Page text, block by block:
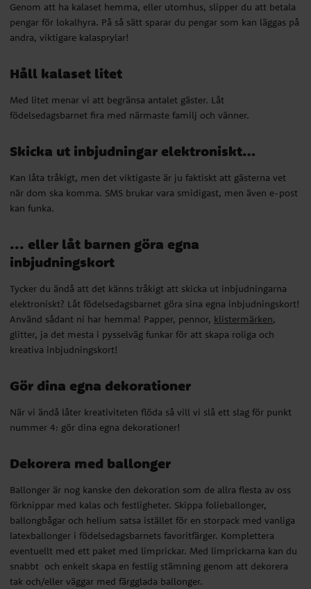
Skicka ut inbjudningar elektroniskt…
när dom ska komma. SMS brukar vara smidigast, men även e-post
... eller låt barnen göra egna
Tycker du ändå att det känns tråkigt att skicka ut inbjudningarna
elektroniskt? Låt födelsedagsbarnet göra sina egna inbjudningskort!
Använd sådant ni har hemma! Papper, pennor,klistermärken,
glitter, ja det mesta i pysselväg funkar för att skapa roliga och
Gör dina egna dekorationer
När vi ändå låter kreativiteten flöda så vill vi slå ett slag för punkt
nummer 4: gör dina egna dekorationer!
Dekorera med ballonger
förknippar med kalas och festligheter. Skippa folieballonger,
ballongbågar och helium satsa istället för en storpack med vanliga
latexballonger i födelsedagsbarnets favoritfärger. Komplettera
eventuellt med ett paket med limprickar. Med limprickarna kan du
Välj en smart tid
Tro det eller ej, men om du väljer en smart tid för kalaset kan du
faktiskt spara en hel del. Innan lunch brukar passa bra för små
barn. Och efter lunch, men innan middag passar som regel bra för
lite större barn. När du lägger kalaset efter lunch och före middag
behöver du inte tänka på att du måste servera mat. Det räcker med
Genom att ha kalaset hemma, eller utomhus, slipper du att betala
pengar för lokalhyra. På så sätt sparar du pengar som kan läggas på
andra, viktigare kalasprylar!
Håll kalaset litet
Med litet menar vi att begränsa antalet gäster. Låt
födelsedagsbarnet fira med närmaste familj och vänner.
Skicka ut inbjudningar elektroniskt…
Kan låta tråkigt, men det viktigaste är ju faktiskt att gästerna vet
när dom ska komma. SMS brukar vara smidigast, men även e-post
kan funka.
... eller låt barnen göra egna
inbjudningskort
Tycker du ändå att det känns tråkigt att skicka ut inbjudningarna
elektroniskt? Låt födelsedagsbarnet göra sina egna inbjudningskort!
Använd sådant ni har hemma! Papper, pennor, klistermärken,
glitter, ja det mesta i pysselväg funkar för att skapa roliga och
kreativa inbjudningskort!
Gör dina egna dekorationer
När vi ändå låter kreativiteten flöda så vill vi slå ett slag för punkt
nummer 4: gör dina egna dekorationer!
Dekorera med ballonger
Ballonger är nog kanske den dekoration som de allra flesta av oss
förknippar med kalas och festligheter. Skippa folieballonger,
ballongbågar och helium satsa istället för en storpack med vanliga
latexballonger i födelsedagsbarnets favoritfärger. Komplettera
eventuellt med ett paket med limprickar. Med limprickarna kan du
snabbt och enkelt skapa en festlig stämning genom att dekorera
tak och/eller väggar med färgglada ballonger.